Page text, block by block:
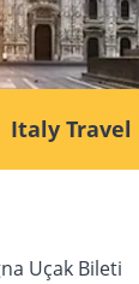
Italy Travel
Uçak Bileti